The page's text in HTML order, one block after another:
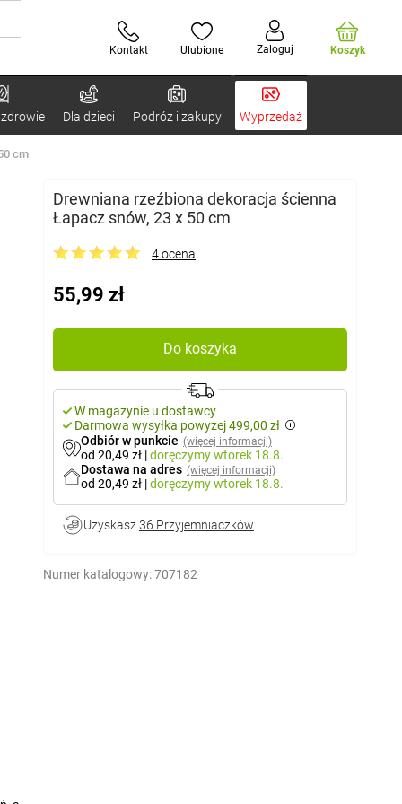
Kontakt Ulubione Zaloguj Koszyk
Dla dzieci Podróż i zakupy Wyprzedaż
cm
Drewniana rzeźbiona dekoracja ścienna
Łapacz snów, 23 x 50 cm
4 ocena
55,99 zł
Do koszyka
W magazynie u dostawcy
Darmowa wysyłka powyżej 499,00 zł
Odbiór w punkcie (więcej informacji)
od 20,49 zł |doręczymywtorek 18.8.
Dostawa na adres (więcej informacji)
od 20,49 zł |doręczymywtorek 18.8.
Uzyskasz 36 Przyjemniaczków
Numer katalogowy:707182